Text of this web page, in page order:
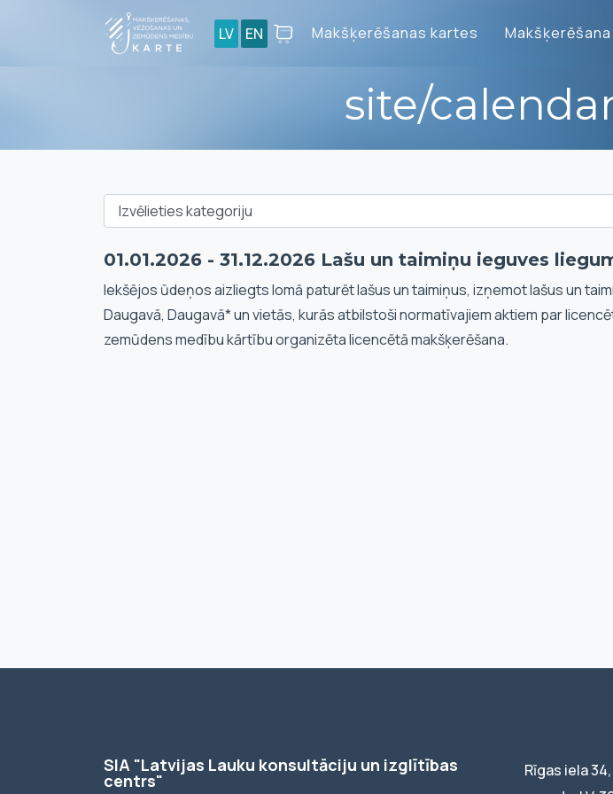
LV EN Makšķerēšanas kartes
site/
01.01.2026 - 31.12.2026 Lašu un taimiņu ieguves
Iekšējos ūdeņos aizliegts lomā paturēt lašus un taimiņus, izņemot lašus un
Daugavā, Daugavā* un vietās, kurās atbilstoši normatīvajiem aktiem par
zemūdens medību kārtību organizēta licencētā makšķerēšana.
SIA "Latvijas Lauku konsultāciju un izglītības
centrs"
Rīgas iela